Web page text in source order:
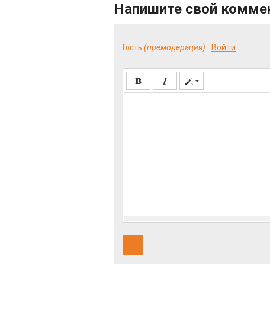
Напишите свой
Гость (премодерация) Войти